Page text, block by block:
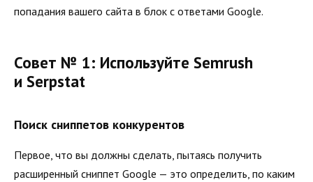
попадания вашего сайта в блок с ответами Google.
Совет № 1: Используйте Semrush
и Serpstat
Поиск сниппетов конкурентов
Первое, что вы должны сделать, пытаясь получить
расширенный сниппет Google — это определить, по каким